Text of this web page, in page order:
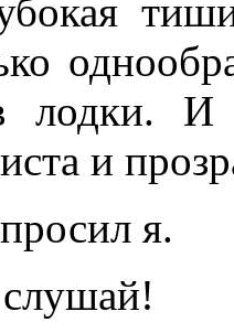
лодки.
и
я.